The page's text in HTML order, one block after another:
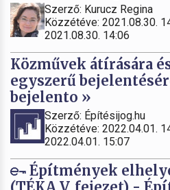
Szerző: Kurucz Regina
Közzétéve: 2021.08.30.
2021.08.30. 14:06
Közművek átírására
egyszerű
bejelento »
Szerző: Építésijog.hu
Közzétéve: 2022.04.01.
2022.04.01. 15:07
Építmények